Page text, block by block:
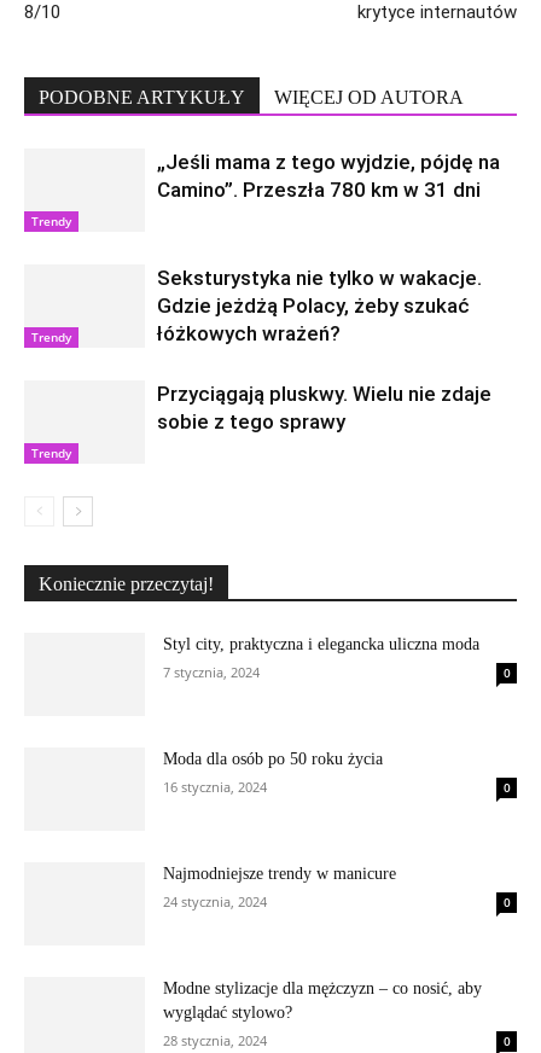
8/10
krytyce internautów
PODOBNE ARTYKUŁY WIĘCEJ OD AUTORA
Trendy
„Jeśli mama z tego wyjdzie, pójdę na
Camino”. Przeszła 780 km w 31 dni
Trendy
Seksturystyka nie tylko w wakacje.
Gdzie jeżdżą Polacy, żeby szukać
łóżkowych wrażeń?
Trendy
Przyciągają pluskwy. Wielu nie zdaje
sobie z tego sprawy
Koniecznie przeczytaj!
Styl city, praktyczna i elegancka uliczna moda
7 stycznia, 2024
0
Moda dla osób po 50 roku życia
16 stycznia, 2024
0
Najmodniejsze trendy w manicure
24 stycznia, 2024
0
Modne stylizacje dla mężczyzn – co nosić, aby
wyglądać stylowo?
28 stycznia, 2024
0